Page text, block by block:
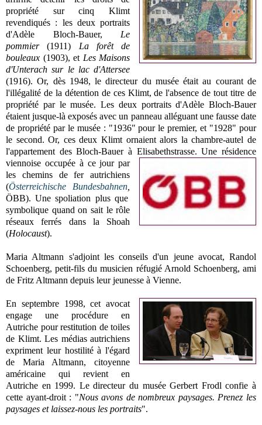
propriété sur cinq Klimt
revendiqués : les deux portraits
d'Adèle Bloch-Bauer, Le
pommier(1911) La forêt de
bouleaux (1903), et Les Maisons
d'Unterach sur le lac d'Attersee
(1916). Or, dès 1948, le directeur du musée était au courant de
l'illégalité de la détention de ces Klimt, de l'absence de tout titre de
propriété par le musée. Les deux portraits d'Adèle Bloch-Bauer
étaient jusque-là exposés avec un panneau alléguant une fausse date
de propriété par le musée : "1936" pour le premier, et "1928" pour
le second. Or, ces deux Klimt ornaient alors la chambre-autel de
l'appartement des Bloch-Bauer à Elisabethstrasse.Une résidence
viennoise occupée à ce jour par
les chemins de fer autrichiens
(Österreichische Bundesbahnen
ÖBB). Une spoliation plus que
symbolique quand on sait le rôle
réseaux ferrés dans la Shoah
(Holocaust).
Maria Altmann s'adjoint les conseils d'un jeune avocat, Randol
Schoenberg, petit-fils du musicien réfugié Arnold Schoenberg, ami
de Fritz Altmann depuis leur jeunesse à Vienne.
En septembre 1998, cet avocat
engage une procédure en
Autriche pour restitution de toiles
de Klimt. Les médias autrichiens
expriment leur hostilité à l'égard
de Maria Altmann, citoyenne
américaine qui revient en
Autriche en 1999. Le directeur du musée Gerbert Frodl confie à
cette ayant-droit : "Nous avons de nombreux paysages. Prenez les
paysages et laissez-nous les portraits".